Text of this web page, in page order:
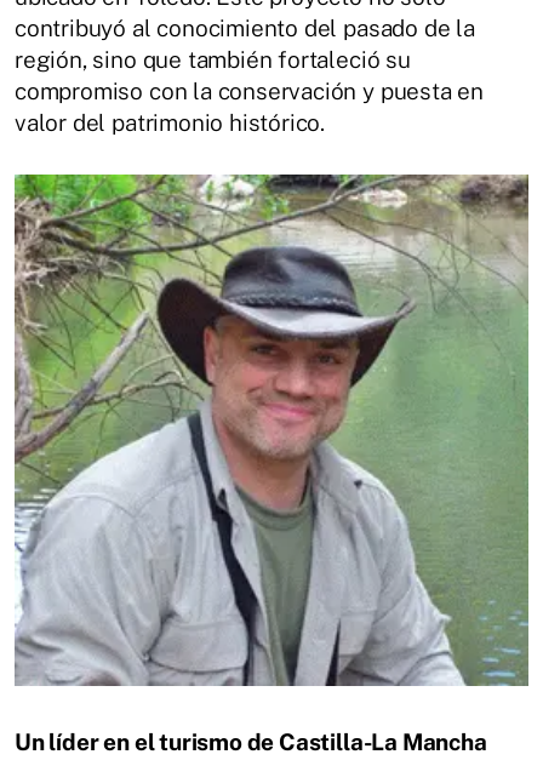
contribuyó al conocimiento del pasado de la
región, sino que también fortaleció su
compromiso con la conservación y puesta en
valor del patrimonio histórico.
Un líder en el turismo de Castilla-La Mancha